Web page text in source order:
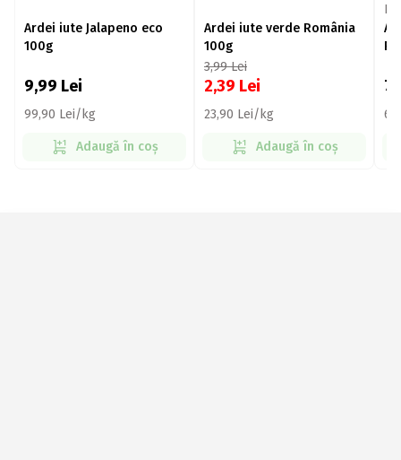
Ardei iute Jalapeno eco
100g
9,99 Lei
99,90 Lei/kg
Adaugă în coș
Ardei iute verde România
100g
3,99Lei
2,39 Lei
23,90 Lei/kg
Adaugă în coș